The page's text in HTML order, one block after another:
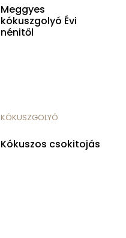
Meggyes
kókuszgolyó Évi
nénitől
KÓKUSZGOLYÓ
Kókuszos csokitojás